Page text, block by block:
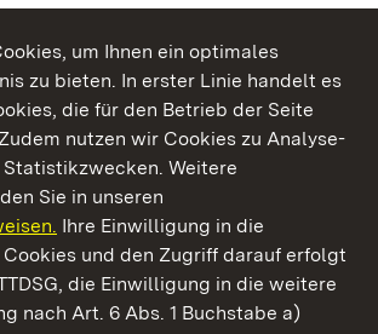
um Ihnen ein optimales
zu bieten. In erster Linie handelt es
die für den Betrieb der Seite
nutzen wir Cookies zu Analyse-
Statistikzwecken. Weitere
Sie in unseren
Ihre Einwilligung in die
und den Zugriff darauf erfolgt
die Einwilligung in die weitere
nach Art. 6 Abs. 1 Buchstabe a)
Genießen.
und Gärten Baden‑Württemberg
und Gärten Baden-Württemberg